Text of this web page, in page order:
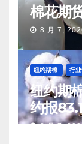
棉花期
8 月 7,
纽约期棉 行
纽约期
约报
8 月 7,